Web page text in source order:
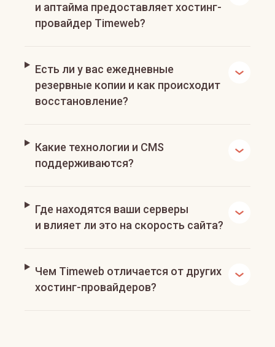
и аптайма предоставляет хостинг-
провайдер Timeweb?
Есть ли у вас ежедневные
резервные копии и как происходит
восстановление?
Какие технологии и CMS
поддерживаются?
Где находятся ваши серверы
и влияет ли это на скорость сайта?
Чем Timeweb отличается от других
хостинг-провайдеров?